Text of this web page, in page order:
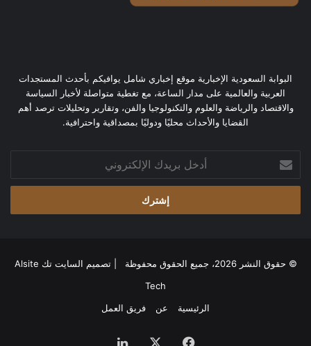
البوابة السعودية الإخبارية موقع إخباري شامل يوافيكم بأحدث المستجدات
العربية والعالمية على مدار الساعة، مع تغطية متواصلة لأخبار السياسة
والاقتصاد والرياضة والعلوم والتكنولوجيا والفن، وتقارير وتحليلات ترصد أهم
القضايا والأحداث محليًا ودوليًا بمصداقية واحترافية.
بريدك
الإلكتروني
© حقوق النشر 2026، جميع الحقوق محفوظة | تصميم
السايت تك Alsite
Tech
الرئيسية
عن فريق العمل
فيسبوك